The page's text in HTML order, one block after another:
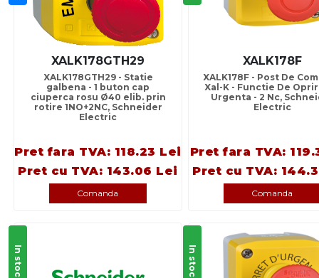
XALK178GTH29
XALK178GTH29 - Statie
galbena - 1 buton cap
ciuperca rosu Ø40 elib. prin
rotire 1NO+2NC, Schneider
Electric
Pret fara TVA: 118.23 Lei
Pret cu TVA: 143.06 Lei
Comanda
XALK178F
XALK178F - Post De
Xal-K - Functie De
Urgenta - 2 Nc,
Electric
Pret fara TVA:
Pret cu TVA:
Comanda
In stoc In stoc